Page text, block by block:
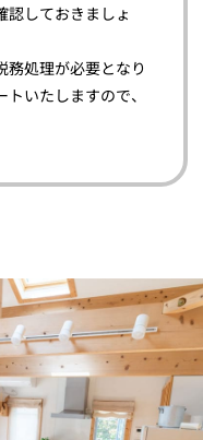
認しておきましょ
務処理が必要となり
いたしますので、